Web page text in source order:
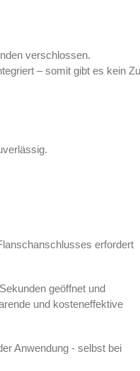
verschlossen.
– somit gibt es kein
erfordert
geöffnet und
und kosteneffektive
Anwendung - selbst bei